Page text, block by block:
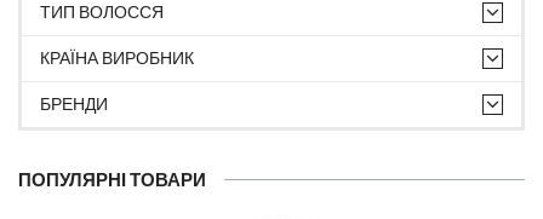
ТИП ВОЛОССЯ
КРАЇНА ВИРОБНИК
БРЕНДИ
ПОПУЛЯРНІ ТОВАРИ